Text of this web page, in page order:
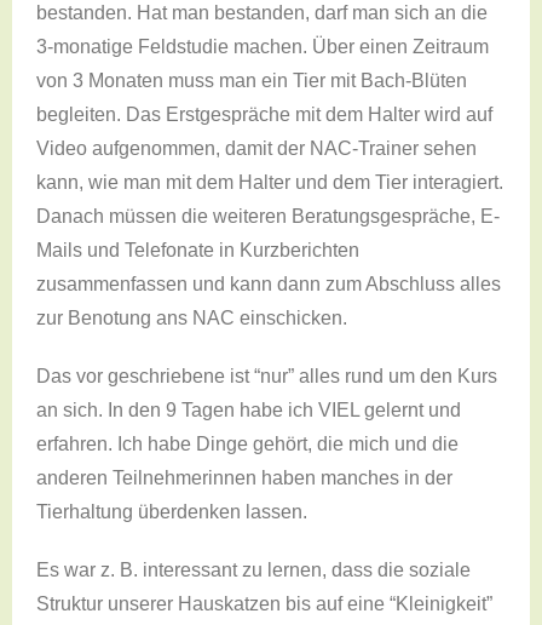
bestanden. Hat man bestanden, darf man sich an die
3-monatige Feldstudie machen. Über einen Zeitraum
von 3 Monaten muss man ein Tier mit Bach-Blüten
begleiten. Das Erstgespräche mit dem Halter wird auf
Video aufgenommen, damit der NAC-Trainer sehen
kann, wie man mit dem Halter und dem Tier interagiert.
Danach müssen die weiteren Beratungsgespräche, E-
Mails und Telefonate in Kurzberichten
zusammenfassen und kann dann zum Abschluss alles
zur Benotung ans NAC einschicken.
Das vor geschriebene ist “nur” alles rund um den Kurs
an sich. In den 9 Tagen habe ich VIEL gelernt und
erfahren. Ich habe Dinge gehört, die mich und die
anderen Teilnehmerinnen haben manches in der
Tierhaltung überdenken lassen.
Es war z. B. interessant zu lernen, dass die soziale
Struktur unserer Hauskatzen bis auf eine “Kleinigkeit”